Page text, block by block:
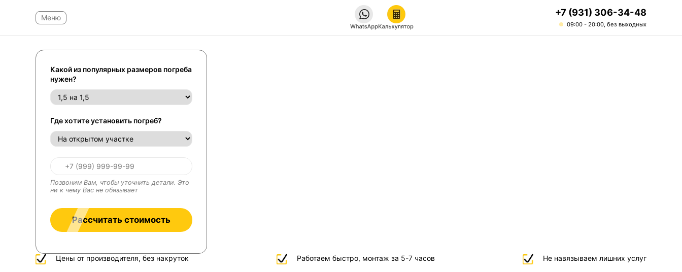
+7 (931) 306-34-48
09:00 - 20:00, без выходных
Какой из популярных размеров погреба
нужен?
Где хотите установить погреб?
Позвоним Вам, чтобы уточнить детали. Это
ни к чему Вас не обязывает
Рассчитать стоимость
Цены от производителя, без накруток Работаем быстро, монтаж за 5-7 часов Не навязываем лишних услуг